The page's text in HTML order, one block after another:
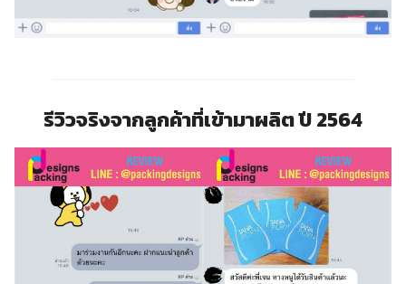
รีวิวจริงจากลูกค้าที่เข้ามาผลิต ปี 2564